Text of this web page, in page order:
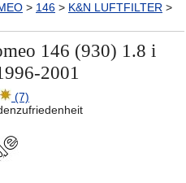
> 146 > K&N LUFTFILTER >
146 (930) 1.8 i
2001
(7)